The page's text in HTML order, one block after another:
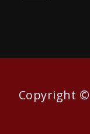
Copyright ©